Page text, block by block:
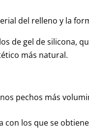
del relleno y la
de gel de silicona,
más natural.
pechos más
con los que se